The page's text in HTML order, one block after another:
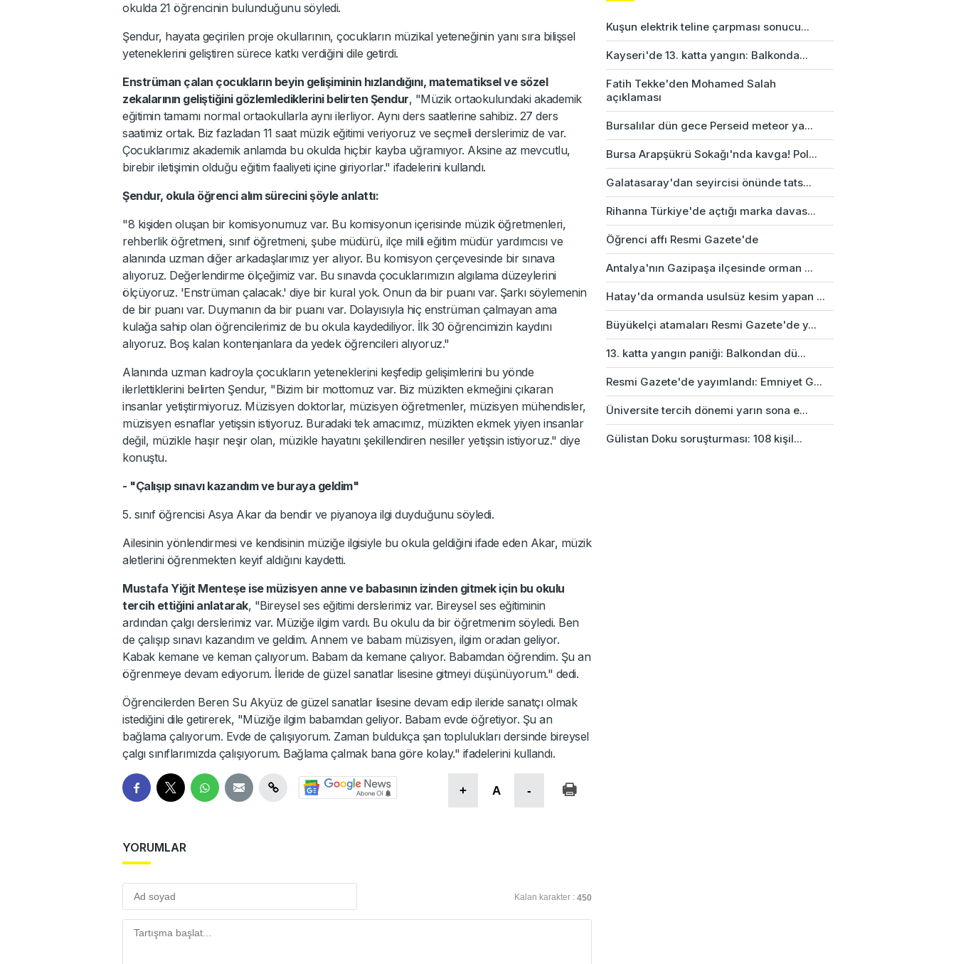
okulda 21 öğrencinin bulunduğunu söyledi.
Şendur, hayata geçirilen proje okullarının, çocukların müzikal yeteneğinin yanı sıra bilişsel
yeteneklerini geliştiren sürece katkı verdiğini dile getirdi.
Enstrüman çalan çocukların beyin gelişiminin hızlandığını, matematiksel ve sözel
zekalarının geliştiğini gözlemlediklerini belirten Şendur, "Müzik ortaokulundaki akademik
eğitimin tamamı normal ortaokullarla aynı ilerliyor. Aynı ders saatlerine sahibiz. 27 ders
saatimiz ortak. Biz fazladan 11 saat müzik eğitimi veriyoruz ve seçmeli derslerimiz de var.
Çocuklarımız akademik anlamda bu okulda hiçbir kayba uğramıyor. Aksine az mevcutlu,
birebir iletişimin olduğu eğitim faaliyeti içine giriyorlar." ifadelerini kullandı.
Şendur, okula öğrenci alım sürecini şöyle anlattı:
"8 kişiden oluşan bir komisyonumuz var. Bu komisyonun içerisinde müzik öğretmenleri,
rehberlik öğretmeni, sınıf öğretmeni, şube müdürü, ilçe milli eğitim müdür yardımcısı ve
alanında uzman diğer arkadaşlarımız yer alıyor. Bu komisyon çerçevesinde bir sınava
alıyoruz. Değerlendirme ölçeğimiz var. Bu sınavda çocuklarımızın algılama düzeylerini
ölçüyoruz. 'Enstrüman çalacak.' diye bir kural yok. Onun da bir puanı var. Şarkı söylemenin
de bir puanı var. Duymanın da bir puanı var. Dolayısıyla hiç enstrüman çalmayan ama
kulağa sahip olan öğrencilerimiz de bu okula kaydediliyor. İlk 30 öğrencimizin kaydını
alıyoruz. Boş kalan kontenjanlara da yedek öğrencileri alıyoruz."
Alanında uzman kadroyla çocukların yeteneklerini keşfedip gelişimlerini bu yönde
ilerlettiklerini belirten Şendur, "Bizim bir mottomuz var. Biz müzikten ekmeğini çıkaran
insanlar yetiştirmiyoruz. Müzisyen doktorlar, müzisyen öğretmenler, müzisyen mühendisler,
müzisyen esnaflar yetişsin istiyoruz. Buradaki tek amacımız, müzikten ekmek yiyen insanlar
değil, müzikle haşır neşir olan, müzikle hayatını şekillendiren nesiller yetişsin istiyoruz." diye
konuştu.
- "Çalışıp sınavı kazandım ve buraya geldim"
5. sınıf öğrencisi Asya Akar da bendir ve piyanoya ilgi duyduğunu söyledi.
Ailesinin yönlendirmesi ve kendisinin müziğe ilgisiyle bu okula geldiğini ifade eden Akar, müzik
aletlerini öğrenmekten keyif aldığını kaydetti.
Mustafa Yiğit Menteşe ise müzisyen anne ve babasının izinden gitmek için bu okulu
tercih ettiğini anlatarak, "Bireysel ses eğitimi derslerimiz var. Bireysel ses eğitiminin
ardından çalgı derslerimiz var. Müziğe ilgim vardı. Bu okulu da bir öğretmenim söyledi. Ben
de çalışıp sınavı kazandım ve geldim. Annem ve babam müzisyen, ilgim oradan geliyor.
Kabak kemane ve keman çalıyorum. Babam da kemane çalıyor. Babamdan öğrendim. Şu an
öğrenmeye devam ediyorum. İleride de güzel sanatlar lisesine gitmeyi düşünüyorum." dedi.
Öğrencilerden Beren Su Akyüz de güzel sanatlar lisesine devam edip ileride sanatçı olmak
istediğini dile getirerek, "Müziğe ilgim babamdan geliyor. Babam evde öğretiyor. Şu an
bağlama çalıyorum. Evde de çalışıyorum. Zaman buldukça şan toplulukları dersinde bireysel
çalgı sınıflarımızda çalışıyorum. Bağlama çalmak bana göre kolay." ifadelerini kullandı.
+ A -
YORUMLAR
Kalan karakter : 450
Kuşun elektrik teline çarpması sonucu...
Kayseri'de 13. katta yangın: Balkonda...
Fatih Tekke'den Mohamed Salah
açıklaması
Bursalılar dün gece Perseid meteor ya...
Bursa Arapşükrü Sokağı'nda kavga! Pol...
Galatasaray'dan seyircisi önünde tats...
Rihanna Türkiye'de açtığı marka davas...
Öğrenci affı Resmi Gazete'de
Antalya'nın Gazipaşa ilçesinde orman ...
Hatay'da ormanda usulsüz kesim yapan ...
Büyükelçi atamaları Resmi Gazete'de y...
13. katta yangın paniği: Balkondan dü...
Resmi Gazete'de yayımlandı: Emniyet G...
Üniversite tercih dönemi yarın sona e...
Gülistan Doku soruşturması: 108 kişil...